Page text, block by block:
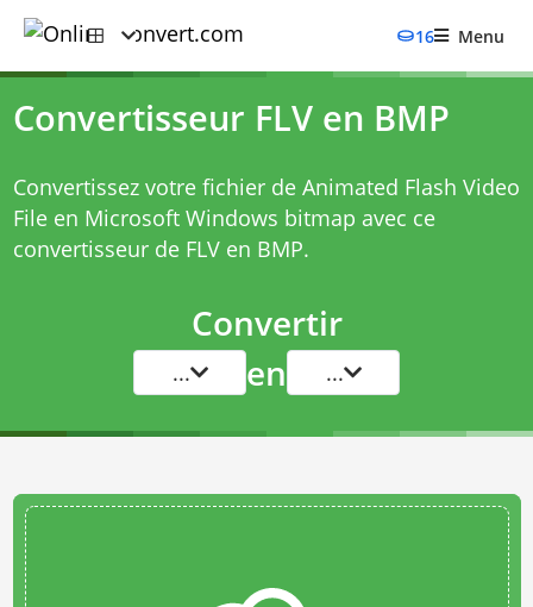
16 Menu
Convertisseur FLV en BMP
Convertissez votre fichier de Animated Flash Video
File en Microsoft Windows bitmap avec ce
convertisseur de FLV en BMP.
Convertir
... en ...